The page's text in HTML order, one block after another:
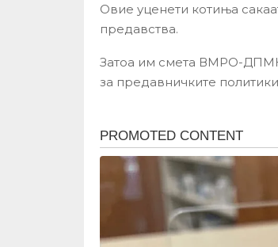
Овие уценети котиња
предавства.
Затоа им смета ВМРО-
за предавничките